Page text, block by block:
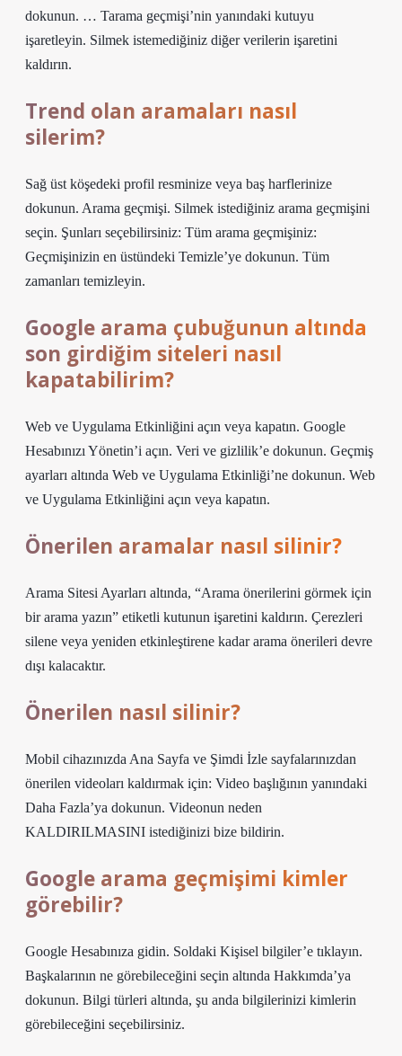
dokunun. … Tarama geçmişi’nin yanındaki kutuyu
işaretleyin. Silmek istemediğiniz diğer verilerin işaretini
kaldırın.
Trend olan aramaları nasıl
silerim?
Sağ üst köşedeki profil resminize veya baş harflerinize
dokunun. Arama geçmişi. Silmek istediğiniz arama geçmişini
seçin. Şunları seçebilirsiniz: Tüm arama geçmişiniz:
Geçmişinizin en üstündeki Temizle’ye dokunun. Tüm
zamanları temizleyin.
Google arama çubuğunun altında
son girdiğim siteleri nasıl
kapatabilirim?
Web ve Uygulama Etkinliğini açın veya kapatın. Google
Hesabınızı Yönetin’i açın. Veri ve gizlilik’e dokunun. Geçmiş
ayarları altında Web ve Uygulama Etkinliği’ne dokunun. Web
ve Uygulama Etkinliğini açın veya kapatın.
Önerilen aramalar nasıl silinir?
Arama Sitesi Ayarları altında, “Arama önerilerini görmek için
bir arama yazın” etiketli kutunun işaretini kaldırın. Çerezleri
silene veya yeniden etkinleştirene kadar arama önerileri devre
dışı kalacaktır.
Önerilen nasıl silinir?
Mobil cihazınızda Ana Sayfa ve Şimdi İzle sayfalarınızdan
önerilen videoları kaldırmak için: Video başlığının yanındaki
Daha Fazla’ya dokunun. Videonun neden
KALDIRILMASINI istediğinizi bize bildirin.
Google arama geçmişimi kimler
görebilir?
Google Hesabınıza gidin. Soldaki Kişisel bilgiler’e tıklayın.
Başkalarının ne görebileceğini seçin altında Hakkımda’ya
dokunun. Bilgi türleri altında, şu anda bilgilerinizi kimlerin
görebileceğini seçebilirsiniz.